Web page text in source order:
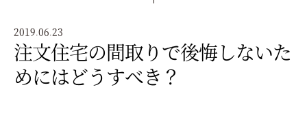
2019.06.23
注文住宅の間取りで後悔しないた
めにはどうすべき？